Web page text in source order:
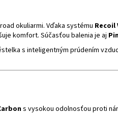
okuliarmi. Vďaka systému Recoil
komfort. Súčasťou balenia je aj
s inteligentným prúdením
s vysokou odolnosťou proti